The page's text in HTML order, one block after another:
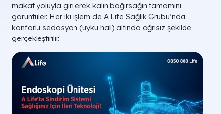
makat yoluyla girilerek kalın bağırsağın tamamını
görüntüler. Her iki işlem de A Life Sağlık Grubu’nda
konforlu sedasyon (uyku hali) altında ağrısız şekilde
gerçekleştirilir.